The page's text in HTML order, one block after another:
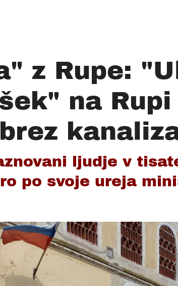
z Rupe:
na
brez
ljudje v
po svoje ureja